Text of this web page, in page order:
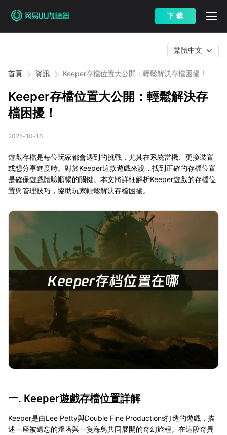
下 载
首頁 資訊 Keeper存檔位置大公開：輕鬆解決存檔困擾！
繁體中文
Keeper存檔位置大公開：輕鬆解決存
檔困擾！
2025-10-16
遊戲存檔是每位玩家都會遇到的挑戰，尤其在系統當機、更換裝置
或想分享進度時。對於Keeper這款遊戲來說，找到正確的存檔位置
是確保遊戲體驗順暢的關鍵。本文將詳細解析Keeper遊戲的存檔位
置與管理技巧，協助玩家輕鬆解決存檔困擾。
一. Keeper遊戲存檔位置詳解
Keeper是由Lee Petty與Double Fine Productions打造的遊戲，描
述一座被遺忘的燈塔與一隻海鳥共同展開的奇幻旅程。在這段奇異